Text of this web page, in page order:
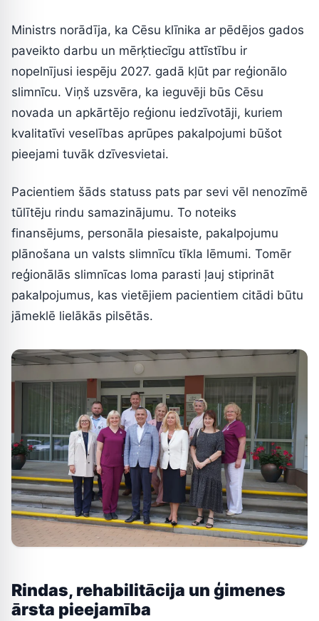
Ministrs norādīja, ka Cēsu klīnika ar pēdējos gados
paveikto darbu un mērķtiecīgu attīstību ir
nopelnījusi iespēju 2027. gadā kļūt par reģionālo
slimnīcu. Viņš uzsvēra, ka ieguvēji būs Cēsu
novada un apkārtējo reģionu iedzīvotāji, kuriem
kvalitatīvi veselības aprūpes pakalpojumi būšot
pieejami tuvāk dzīvesvietai.
Pacientiem šāds statuss pats par sevi vēl nenozīmē
tūlītēju rindu samazinājumu. To noteiks
finansējums, personāla piesaiste, pakalpojumu
plānošana un valsts slimnīcu tīkla lēmumi. Tomēr
reģionālās slimnīcas loma parasti ļauj stiprināt
pakalpojumus, kas vietējiem pacientiem citādi būtu
jāmeklē lielākās pilsētās.
Rindas, rehabilitācija un ģimenes
ārsta pieejamība